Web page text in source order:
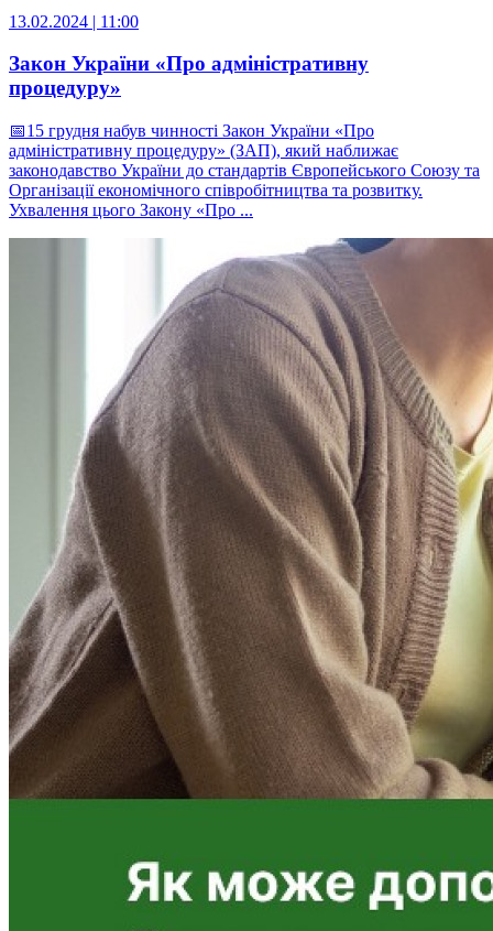
13.02.2024 | 11:00
Закон України «Про адміністративну
процедуру»
📅15 грудня набув чинності Закон України «Про
адміністративну процедуру» (ЗАП), який наближає
законодавство України до стандартів Європейського Союзу та
Організації економічного співробітництва та розвитку.
Ухвалення цього Закону «Про ...